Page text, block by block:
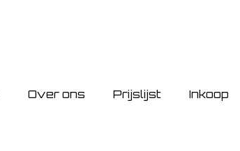
Over ons Prijslijst Inkoop